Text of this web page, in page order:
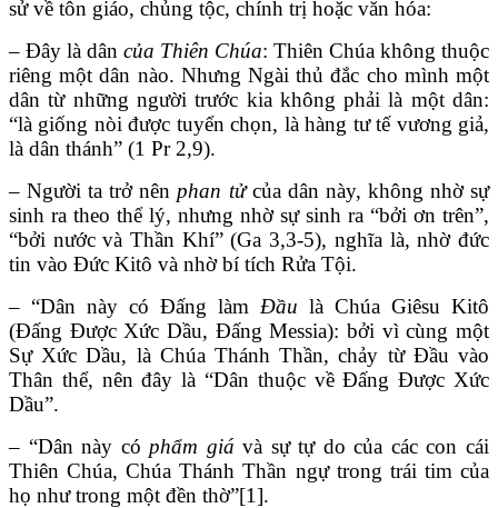
sử về tôn giáo, chủng tộc, chính trị hoặc văn hóa:
– Đây là dân của Thiên Chúa: Thiên Chúa không thuộc
riêng một dân nào. Nhưng Ngài thủ đắc cho mình một
dân từ những người trước kia không phải là một dân:
“là giống nòi được tuyển chọn, là hàng tư tế vương giả,
là dân thánh” (1 Pr 2,9).
– Người ta trở nên phan tửcủa dân này, không nhờ sự
sinh ra theo thể lý, nhưng nhờ sự sinh ra “bởi ơn trên”,
“bởi nước và Thần Khí” (Ga 3,3-5), nghĩa là, nhờ đức
tin vào Đức Kitô và nhờ bí tích Rửa Tội.
– “Dân này có Đấng làm Đầu là Chúa Giêsu Kitô
(Đấng Được Xức Dầu, Đấng Messia): bởi vì cùng một
Sự Xức Dầu, là Chúa Thánh Thần, chảy từ Đầu vào
Thân thể, nên đây là “Dân thuộc về Đấng Được Xức
Dầu”.
– “Dân này có phẩm giá và sự tự do của các con cái
Thiên Chúa, Chúa Thánh Thần ngự trong trái tim của
họ như trong một đền thờ”[1].